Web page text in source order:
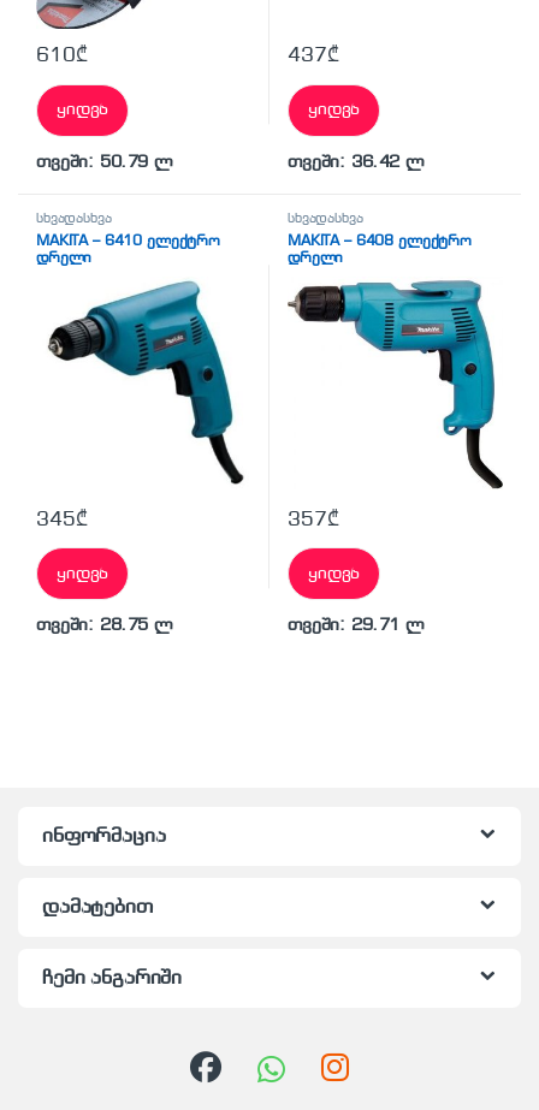
610₾
ყიდვა
თვეში: 50.79 ლ
437₾
ყიდვა
თვეში: 36.42 ლ
სხვადასხვა
MAKITA – 6410 ელექტრო
დრელი
345₾
ყიდვა
თვეში: 28.75 ლ
სხვადასხვა
MAKITA – 6408 ელექტრო
დრელი
357₾
ყიდვა
თვეში: 29.71 ლ
ინფორმაცია
დამატებით
ჩემი ანგარიში